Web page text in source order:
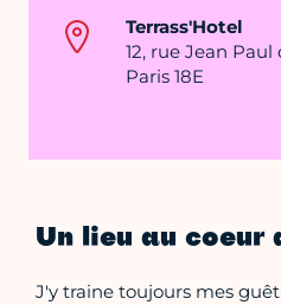
Terrass'Hotel
12, rue Jean
Paris 18E
Un lieu au coeur
J'y traine toujours mes